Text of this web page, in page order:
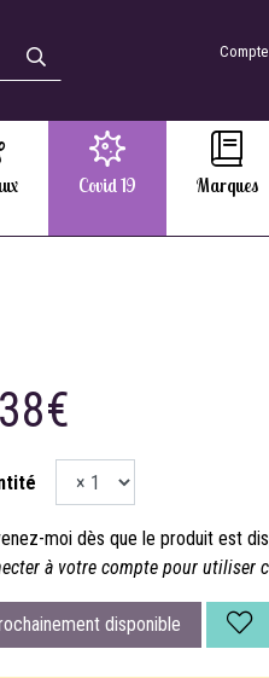
Compte
Covid 19 Marques
moi dès que le produit est
à votre compte pour utiliser
disponible